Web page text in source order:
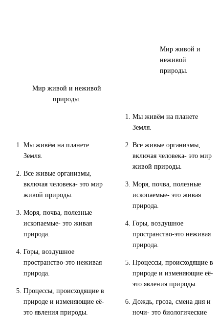
Мир живой и неживой
природы.
Мы живём на планете
Земля.
Все живые организмы,
включая человека- это мир
живой природы.
Моря, почва, полезные
ископаемые- это живая
природа.
Горы, воздушное
пространство-это неживая
природа.
Процессы, происходящие в
природе и изменяющие её-
это явления природы.
Мир живой и
неживой
природы.
Мы живём на планете
Земля.
Все живые организмы,
включая человека- это мир
живой природы.
Моря, почва, полезные
ископаемые- это живая
природа.
Горы, воздушное
пространство-это неживая
природа.
Процессы, происходящие в
природе и изменяющие её-
это явления природы.
Дождь, гроза, смена дня и
ночи- это биологические